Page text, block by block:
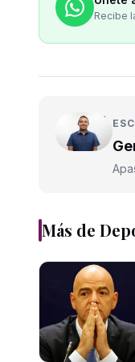
Recibe
Más de